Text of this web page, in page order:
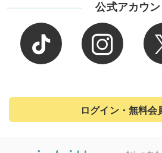
公式アカウン
ログイン・無料会